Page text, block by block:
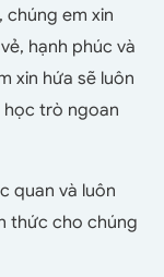
chúng em xin
hạnh phúc và
xin hứa sẽ luôn
học trò ngoan
quan và luôn
thức cho chúng